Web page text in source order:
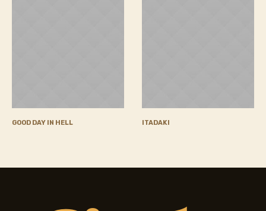
GOOD DAY IN HELL ITADAKI